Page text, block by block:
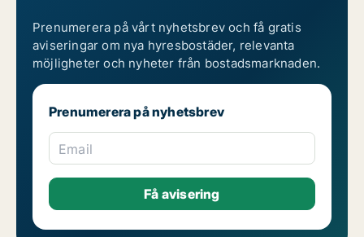
Prenumerera på vårt nyhetsbrev och få gratis
aviseringar om nya hyresbostäder, relevanta
möjligheter och nyheter från bostadsmarknaden.
Prenumerera på nyhetsbrev
Email